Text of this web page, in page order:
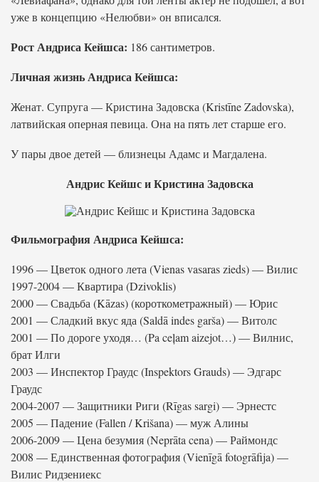
уже в концепцию «Нелюбви» он вписался.
Рост Андриса Кейшса: 186 сантиметров.
Личная жизнь Андриса Кейшса:
Женат. Супруга — Кристина Задовска (Kristīne Zadovska),
латвийская оперная певица. Она на пять лет старше его.
У пары двое детей — близнецы Адамс и Магдалена.
Андрис Кейшс и Кристина Задовска
Фильмография Андриса Кейшса:
1996 — Цветок одного лета (Vienas vasaras zieds) — Вилис
1997-2004 — Квартира (Dzivoklis)
2000 — Свадьба (Kāzas) (короткометражный) — Юрис
2001 — Сладкий вкус яда (Saldā indes garša) — Витолс
2001 — По дороге уходя… (Pa ceļam aizejot…) — Вилнис,
брат Илги
2003 — Инспектор Граудс (Inspektors Grauds) — Эдгарс
Граудс
2004-2007 — Защитники Риги (Rīgas sargi) — Эрнестс
2005 — Падение (Fallen / Krišana) — муж Алины
2006-2009 — Цена безумия (Neprāta cena) — Раймондс
2008 — Единственная фотография (Vienīgā fotogrāfija) —
Вилис Ридзениекс